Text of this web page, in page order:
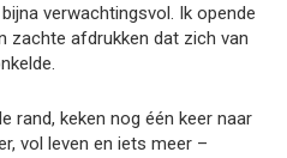
verwachtingsvol. Ik opende
zachte afdrukken dat zich van
rand, keken nog één keer naar
vol leven en iets meer –